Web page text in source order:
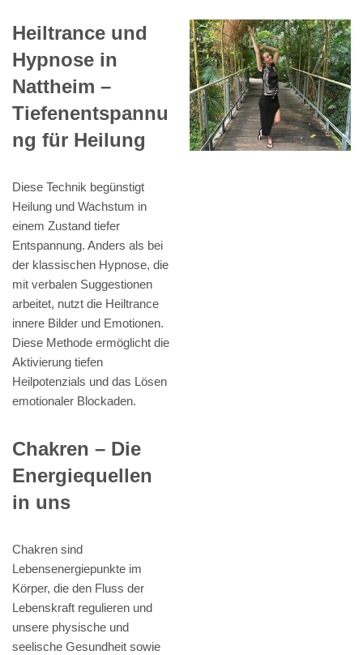
Heiltrance und
Hypnose in
Nattheim –
Tiefenentspannu
ng für Heilung
Diese Technik begünstigt
Heilung und Wachstum in
einem Zustand tiefer
Entspannung. Anders als bei
der klassischen Hypnose, die
mit verbalen Suggestionen
arbeitet, nutzt die Heiltrance
innere Bilder und Emotionen.
Diese Methode ermöglicht die
Aktivierung tiefen
Heilpotenzials und das Lösen
emotionaler Blockaden.
Chakren – Die
Energiequellen
in uns
Chakren sind
Lebensenergiepunkte im
Körper, die den Fluss der
Lebenskraft regulieren und
unsere physische und
seelische Gesundheit sowie